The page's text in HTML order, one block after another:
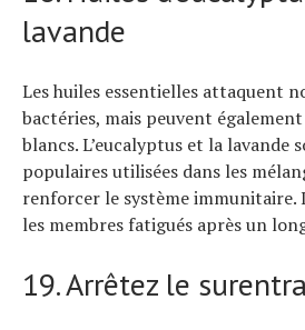
lavande
Les huiles essentielles attaquent
bactéries, mais peuvent
blancs. L’eucalyptus et la lavande
populaires utilisées dans les
renforcer le système immunitaire.
les membres fatigués après un
19. Arrêtez le